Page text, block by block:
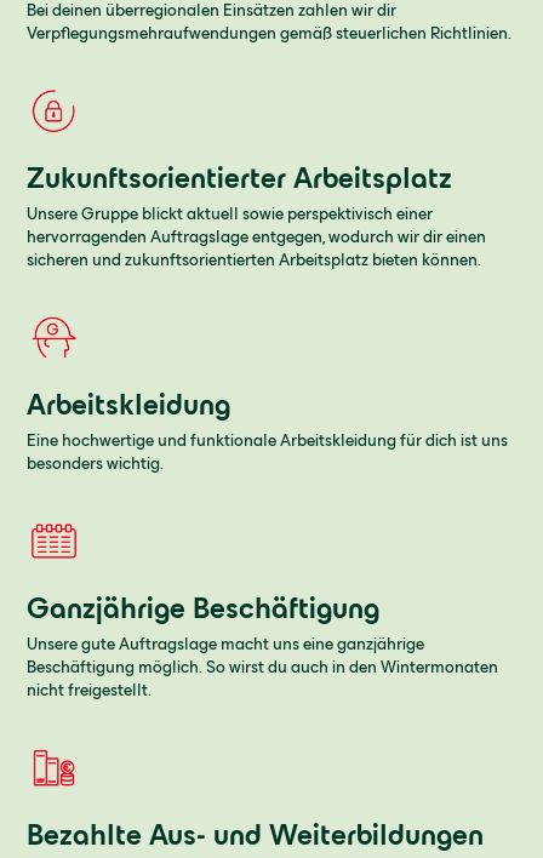
Bei deinen überregionalen Einsätzen zahlen wir dir
Verpflegungsmehraufwendungen gemäß steuerlichen Richtlinien.
Zukunftsorientierter Arbeitsplatz
Unsere Gruppe blickt aktuell sowie perspektivisch einer
hervorragenden Auftragslage entgegen, wodurch wir dir einen
sicheren und zukunftsorientierten Arbeitsplatz bieten können.
Arbeitskleidung
Eine hochwertige und funktionale Arbeitskleidung für dich ist uns
besonders wichtig.
Ganzjährige Beschäftigung
Unsere gute Auftragslage macht uns eine ganzjährige
Beschäftigung möglich. So wirst du auch in den Wintermonaten
nicht freigestellt.
Bezahlte Aus- und Weiterbildungen